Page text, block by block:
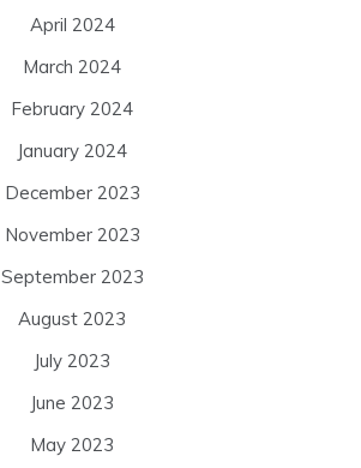
April 2024
March 2024
February 2024
January 2024
December 2023
November 2023
September 2023
August 2023
July 2023
June 2023
May 2023